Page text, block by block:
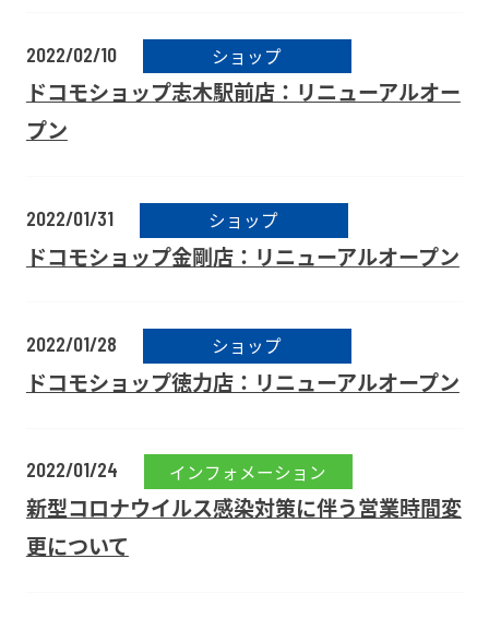
2022/02/10 ショップ
ドコモショップ志木駅前店：リニューアルオー
プン
2022/01/31 ショップ
ドコモショップ金剛店：リニューアルオープン
2022/01/28 ショップ
ドコモショップ徳力店：リニューアルオープン
2022/01/24 インフォメーション
新型コロナウイルス感染対策に伴う営業時間変
更について